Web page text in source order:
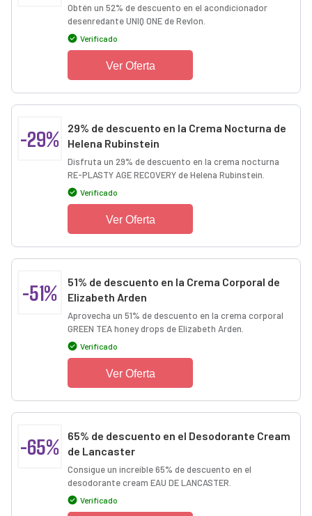
Obtén un 52% de descuento en el acondicionador
desenredante UNIQ ONE de Revlon.
Verificado
Ver Oferta
-29%
29% de descuento en la Crema Nocturna de
Helena Rubinstein
Disfruta un 29% de descuento en la crema nocturna
RE-PLASTY AGE RECOVERY de Helena Rubinstein.
Verificado
Ver Oferta
-51%
51% de descuento en la Crema Corporal de
Elizabeth Arden
Aprovecha un 51% de descuento en la crema corporal
GREEN TEA honey drops de Elizabeth Arden.
Verificado
Ver Oferta
-65%
65% de descuento en el Desodorante Cream
de Lancaster
Consigue un increíble 65% de descuento en el
desodorante cream EAU DE LANCASTER.
Verificado